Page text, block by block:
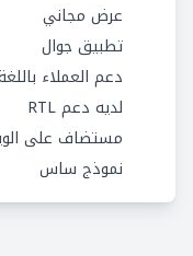
عرض مجاني
تطبيق جوال
دعم العملاء
لديه دعم RTL
مستضاف على
نموذج ساس